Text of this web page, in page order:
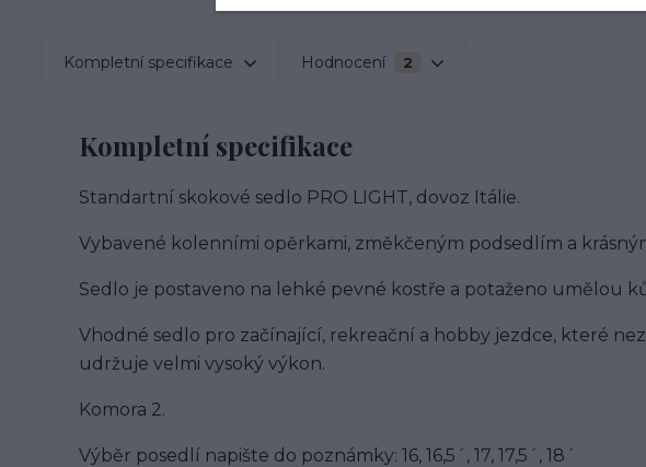
Kompletní specifikace Hodnocení 2
Kompletní specifikace
Standartní skokové sedlo PRO LIGHT, dovoz Itálie.
Vybavené kolenními opěrkami, změkčeným podsedlím a
Sedlo je postaveno na lehké pevné kostře a potaženo umělou
Vhodné sedlo pro začínající, rekreační a hobby jezdce, které
udržuje velmi vysoký výkon.
Komora 2.
Výběr posedlí napište do poznámky: 16, 16,5´, 17, 17,5´, 18´